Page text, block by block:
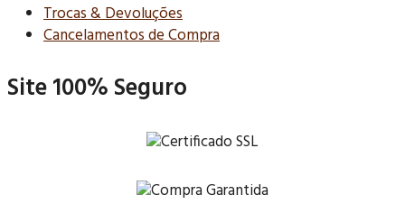
Trocas & Devoluções
Cancelamentos de Compra
Site 100% Seguro